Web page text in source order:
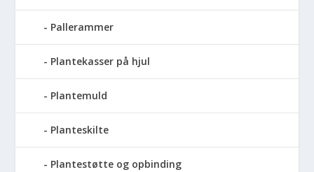
Pallerammer
Plantekasser på hjul
Plantemuld
Planteskilte
Plantestøtte og opbinding